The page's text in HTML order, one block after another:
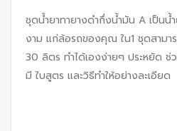
ชุดน้ำยาทายางดำกึ่งน้ำมัน A เป็นน้ำ
งาม แก่ล้อรถของคุณ ใน1 ชุดสามา
30 ลิตร ทำได้เองง่ายๆ ประหยัด ช่
มี ใบสูตร และวิธีทำให้อย่างละเอียด